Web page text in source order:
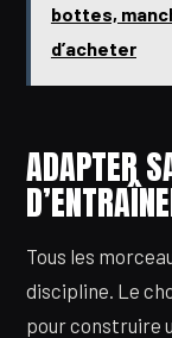
bottes,
d’acheter
ADAPTER
Tous les
discipline. Le
pour construire